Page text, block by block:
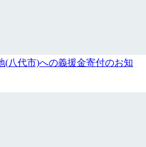
(八代市)への義援金寄付のお知